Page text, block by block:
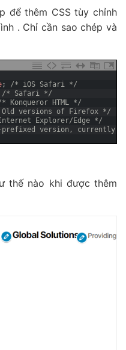
để thêm CSS tùy chỉnh
. Chỉ cần sao chép và
;
/* iOS Safari */
/* Safari */
Konqueror HTML */
versions of Firefox */
Explorer/Edge */
prefixed version, currently
thế nào khi được thêm